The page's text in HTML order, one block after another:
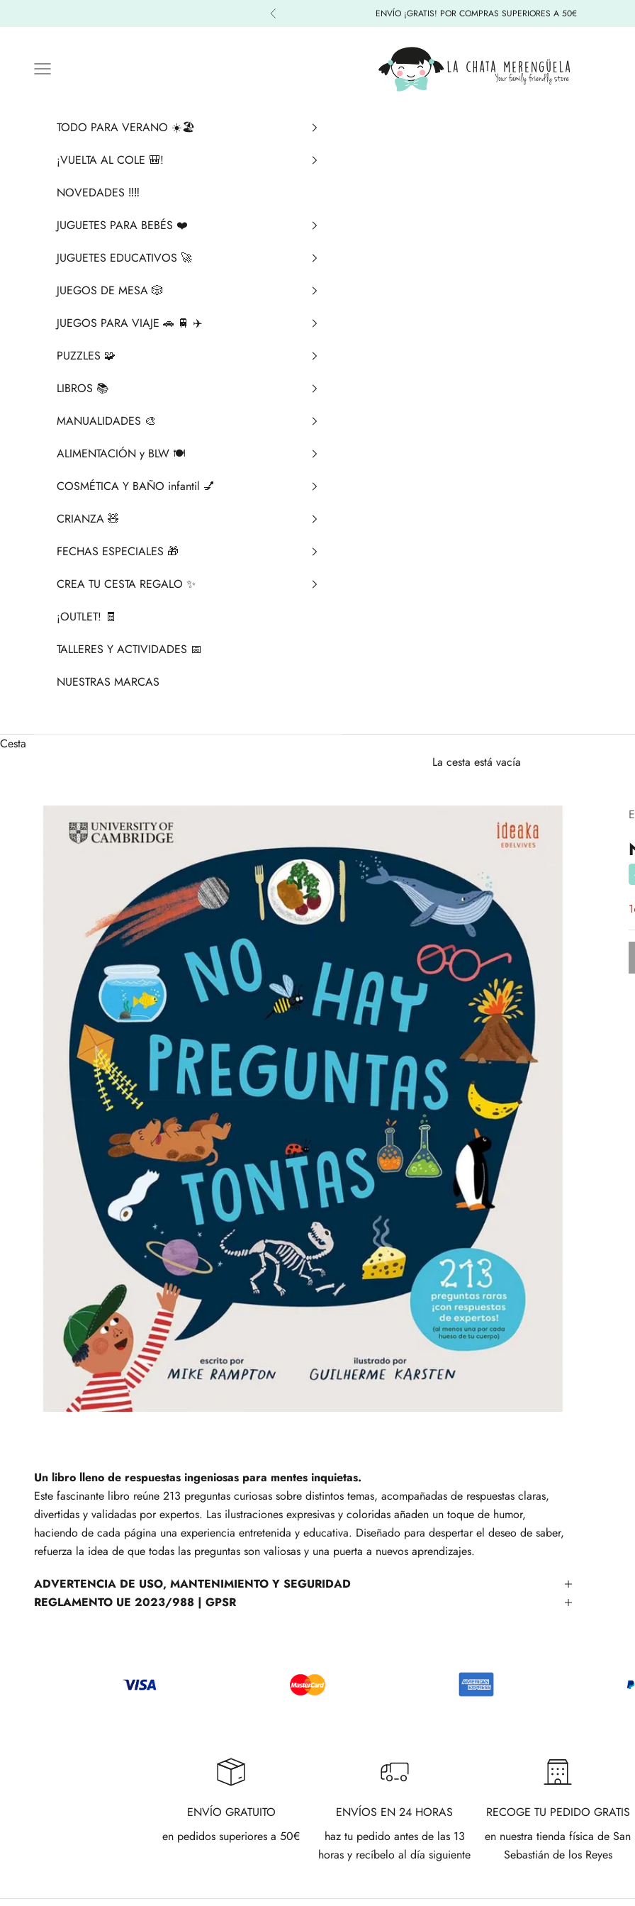
Anterior ENVÍO ¡GRATIS! POR COMPRAS SUPERIORES A 50€
La Chata Merengüela
Menú
TODO PARA VERANO ☀️🏖️
¡VUELTA AL COLE 🎒!
NOVEDADES ‼️​‼️​
JUGUETES PARA BEBÉS ❤️​
JUGUETES EDUCATIVOS 🚀
JUEGOS DE MESA 🎲
JUEGOS PARA VIAJE 🚗 🚆 ✈️
PUZZLES 🧩
LIBROS 📚​
MANUALIDADES 🎨​
ALIMENTACIÓN y BLW 🍽️
COSMÉTICA Y BAÑO infantil 💅
CRIANZA ​🧸​
FECHAS ESPECIALES 🎁
CREA TU CESTA REGALO ✨
¡OUTLET! 🧾
TALLERES Y ACTIVIDADES 📅
NUESTRAS MARCAS
Cesta
La cesta está vacía
Un libro lleno de respuestas ingeniosas para mentes inquietas.
Este fascinante libro reúne 213 preguntas curiosas sobre distintos temas, acompañadas de respuestas claras,
divertidas y validadas por expertos. Las ilustraciones expresivas y coloridas añaden un toque de humor,
haciendo de cada página una experiencia entretenida y educativa. Diseñado para despertar el deseo de saber,
refuerza la idea de que todas las preguntas son valiosas y una puerta a nuevos aprendizajes.
ADVERTENCIA DE USO, MANTENIMIENTO Y SEGURIDAD
REGLAMENTO UE 2023/988 | GPSR
ENVÍO GRATUITO
en pedidos superiores a 50€
ENVÍOS EN 24 HORAS
haz tu pedido antes de las 13
horas y recíbelo al día siguiente
RECOGE TU PEDIDO GRATIS
en nuestra tienda física de San
Sebastián de los Reyes